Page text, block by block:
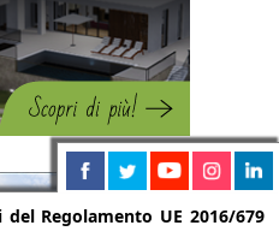
Regolamento UE 2016/679